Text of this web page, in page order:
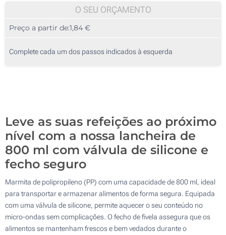
Sem impressão
50
125
O SEU ORÇAMENTO
Preço a partir de:1,84 €
Complete cada um dos passos indicados à esquerda
Leve as suas refeições ao próximo
nível com a nossa lancheira de
800 ml com válvula de silicone e
fecho seguro
Marmita de polipropileno (PP) com uma capacidade de 800 ml, ideal
para transportar e armazenar alimentos de forma segura. Equipada
com uma válvula de silicone, permite aquecer o seu conteúdo no
micro-ondas sem complicações. O fecho de fivela assegura que os
alimentos se mantenham frescos e bem vedados durante o